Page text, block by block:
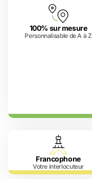
100% sur mesure
Personnalisable de A à Z
Francophone
Votre interlocuteur